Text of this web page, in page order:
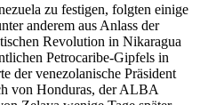
zu festigen, folgten einige
anderem aus Anlass der
Revolution in Nikaragua
Petrocaribe-Gipfels in
der venezolanische Präsident
von Honduras, der ALBA